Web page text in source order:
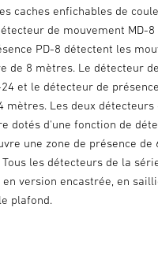
caches enfichables de
de mouvement MD-8
PD-8 détectent les
de 8 mètres. Le détecteur de
et le détecteur de
mètres. Les deux détecteurs
dotés d'une fonction de
une zone de présence de
les détecteurs de la
version encastrée, en
plafond.